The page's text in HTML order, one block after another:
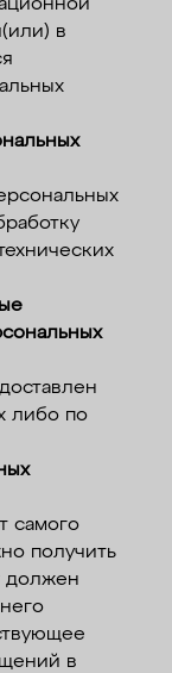
в
либо по
самого
получить
должен
в